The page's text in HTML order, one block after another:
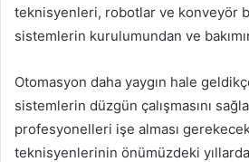
teknisyenleri, robotlar ve konveyör
sistemlerin kurulumundan ve
Otomasyon daha yaygın hale
sistemlerin düzgün çalışmasını
profesyonelleri işe alması
teknisyenlerinin önümüzdeki